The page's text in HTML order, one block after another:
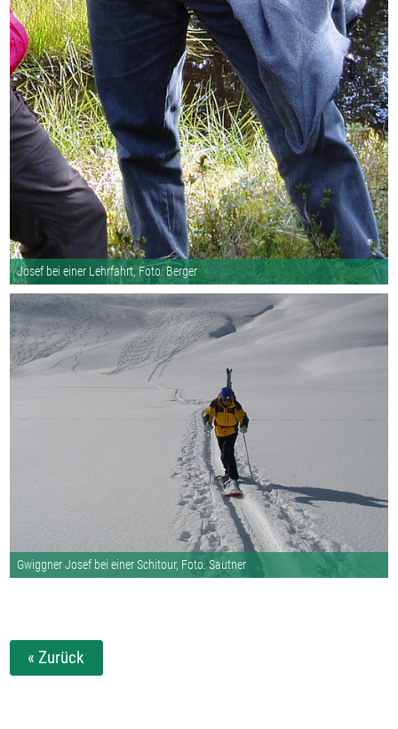
Josef bei einer Lehrfahrt, Foto: Berger
Gwiggner Josef bei einer Schitour, Foto: Sautner
« Zurück